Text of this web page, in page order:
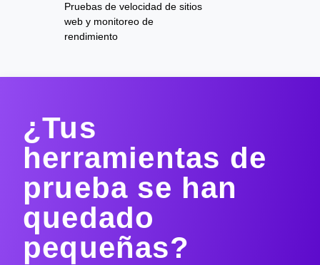
Pruebas de velocidad de sitios
web y monitoreo de
rendimiento
¿Tus
herramientas de
prueba se han
quedado
pequeñas?